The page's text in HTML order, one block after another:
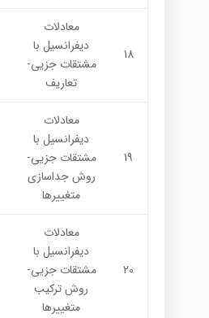
18
معادلات
ديفرانسيل با
مشتقات جزيي-
تعاريف
19
معادلات
ديفرانسيل با
مشتقات جزيي-
روش جداسازي
متغييرها
20
معادلات
ديفرانسيل با
مشتقات جزيي-
روش تركيب
متغييرها